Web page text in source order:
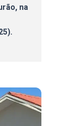
na